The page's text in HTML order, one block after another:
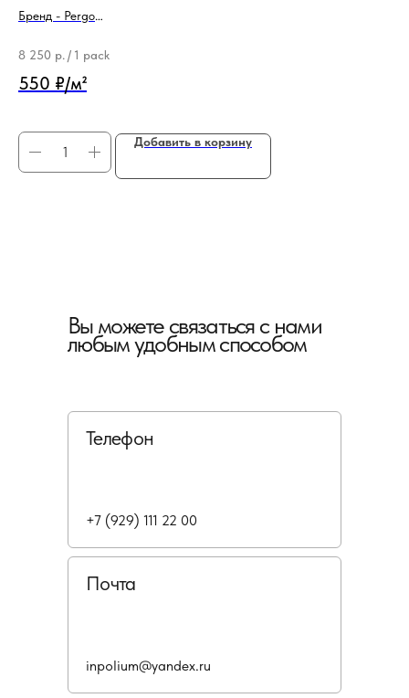
Бренд - Pergo
8 250 р. / 1 pack
550 ₽/м²
Добавить в корзину
Вы можете связаться с нами
любым удобным способом
Телефон
Почта
+7 (929) 111 22 00
inpolium@yandex.ru